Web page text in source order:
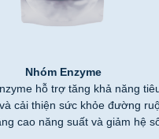
Nhóm Enzyme
hỗ trợ tăng khả năng
cải thiện sức khỏe đường
cao năng suất và giảm hệ